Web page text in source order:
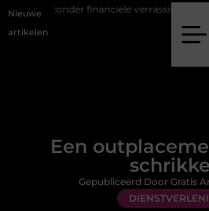
Nieuwe
artikelen
financiële verrassingen Gemiddelde
Een
Gepubliceerd Door Gratis